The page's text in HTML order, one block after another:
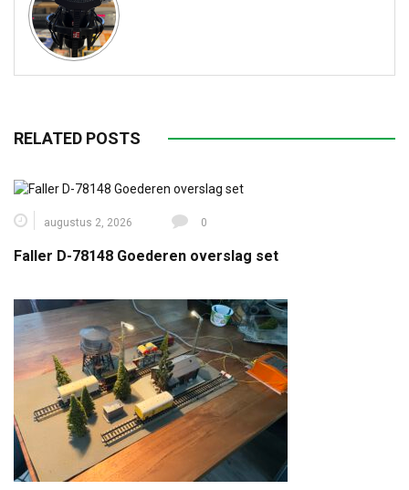
RELATED POSTS
augustus 2, 2026 0
Faller D-78148 Goederen overslag set